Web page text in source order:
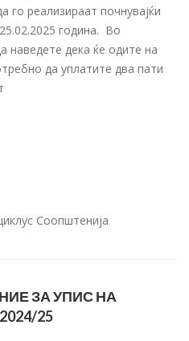
го реализираат почнувајќи
година. Во
наведете дека ќе одите на
да уплатите два пати
Соопштенија
ЗА УПИС НА
25